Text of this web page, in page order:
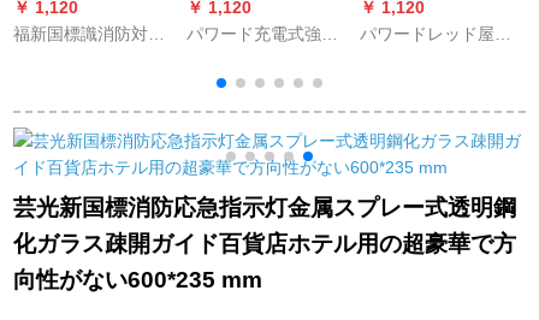
￥ 1,120
福新国標識消防対応
明安全出口ランプラ
ンプ標識灯避難灯
【消防検収保証金】
￥ 1,120
パワード充電式強光
中電灯led強光手圧懐
中電灯遠射充電防水
緊急家庭用屋外ライ
ド黒
￥ 1,120
パワードレッド屋外
ッドに懐中電灯をつ
けて充電して釣りを
する。
芸光新国標消防応急指示灯金属スプレー式透明鋼
化ガラス疎開ガイド百貨店ホテル用の超豪華で方
向性がない600*235 mm